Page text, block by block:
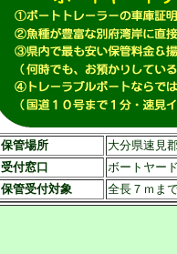
保管場所
大分県速見
受付窓口
ボートヤー
保管受付対象
全長７ｍま